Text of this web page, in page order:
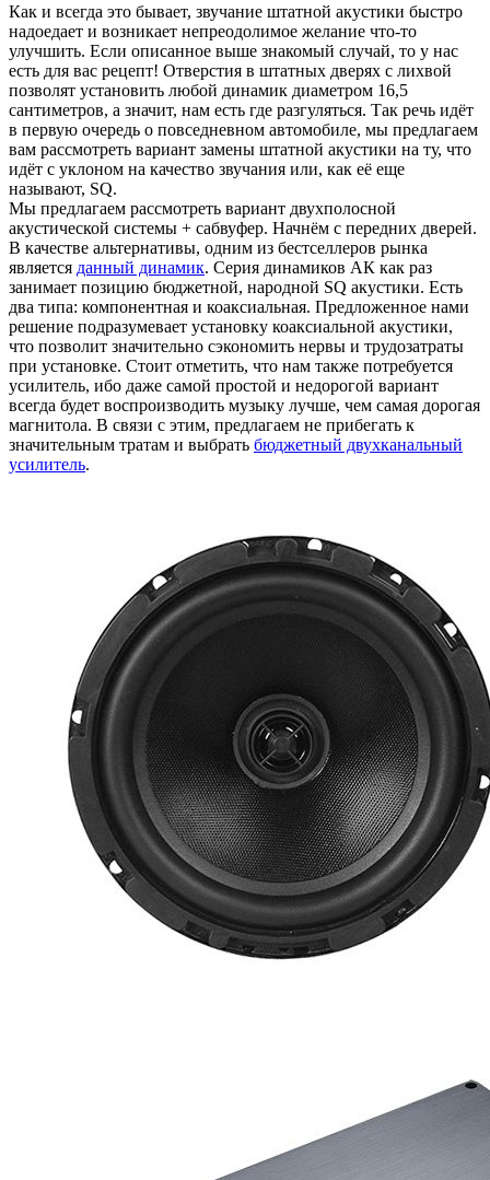
Как и всегда это бывает, звучание штатной акустики быстро
надоедает и возникает непреодолимое желание что-то
улучшить. Если описанное выше знакомый случай, то у нас
есть для вас рецепт! Отверстия в штатных дверях с лихвой
позволят установить любой динамик диаметром 16,5
сантиметров, а значит, нам есть где разгуляться. Так речь идёт
в первую очередь о повседневном автомобиле, мы предлагаем
вам рассмотреть вариант замены штатной акустики на ту, что
идёт с уклоном на качество звучания или, как её еще
называют, SQ.
Мы предлагаем рассмотреть вариант двухполосной
акустической системы + сабвуфер. Начнём с передних дверей.
В качестве альтернативы, одним из бестселлеров рынка
является данный динамик. Серия динамиков АК как раз
занимает позицию бюджетной, народной SQ акустики. Есть
два типа: компонентная и коаксиальная. Предложенное нами
решение подразумевает установку коаксиальной акустики,
что позволит значительно сэкономить нервы и трудозатраты
при установке. Стоит отметить, что нам также потребуется
усилитель, ибо даже самой простой и недорогой вариант
всегда будет воспроизводить музыку лучше, чем самая дорогая
магнитола. В связи с этим, предлагаем не прибегать к
значительным тратам и выбрать бюджетный двухканальный
усилитель.